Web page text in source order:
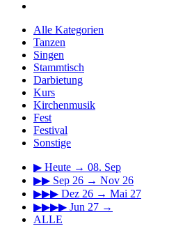
Alle Kategorien
Tanzen
Singen
Stammtisch
Darbietung
Kurs
Kirchenmusik
Fest
Festival
Sonstige
▶ Heute → 08. Sep
▶▶ Sep 26 → Nov 26
▶▶▶ Dez 26 → Mai 27
▶▶▶▶ Jun 27 →
ALLE